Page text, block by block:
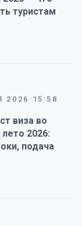
туристам
2026 15:58
виза во
2026:
подача